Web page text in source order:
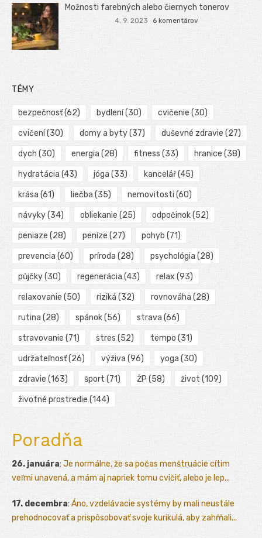
Možnosti farebných alebo čiernych tonerov
4. 9. 2023 6 komentárov
TÉMY
bezpečnosť(62) bydlení(30) cvičenie (30)
cvičení(30) domy a byty(37) duševné zdravie (27)
dych (30) energia (28) fitness (33) hranice (38)
hydratácia (43) jóga (33) kancelář(45)
krása (61) liečba (35) nemovitosti (60)
návyky(34) obliekanie (25) odpočinok(52)
peniaze (28) peníze (27) pohyb (71)
prevencia (60) príroda (28) psychológia (28)
půjčky(30) regenerácia (43) relax (93)
relaxovanie (50) riziká (32) rovnováha (28)
rutina (28) spánok(56) strava (66)
stravovanie (71) stres (52) tempo (31)
udržateľnosť(26) výživa (96) yoga (30)
zdravie (163) šport (71) ŽP (58) život (109)
životné prostredie (144)
Poradňa
26. januára: Je normálne, že sa počas menštruácie cítim
veľmi unavená, a mám aj napriek tomu cvičiť, alebo je lep...
17. decembra: Áno, vzdelávacie systémy by mali neustále
prehodnocovať a prispôsobovať svoje kurikulá, aby zahŕňali...